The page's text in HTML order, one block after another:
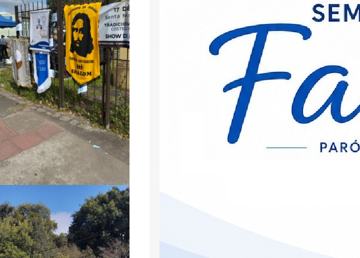
promovidas pela Pastoral Familiar e
incluem celebrações, palestras,
momentos de oração e
convivência, além de ações
preparatórias nas comunidades. A
abertura solene das atividades será
conduzida pela Arquidiocese de
Curitiba no…